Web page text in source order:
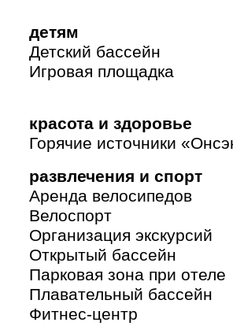
детям
Детский бассейн
Игровая площадка
красота и здоровье
Горячие источники
развлечения и спорт
Аренда велосипедов
Велоспорт
Организация экскурсий
Открытый бассейн
Парковая зона при отеле
Плавательный бассейн
Фитнес-центр